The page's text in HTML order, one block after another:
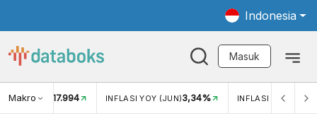
Indonesia
Masuk
Makro
USD/IDR 17.994 INFLASI YOY (JUN)3,34% INFLASI MOM